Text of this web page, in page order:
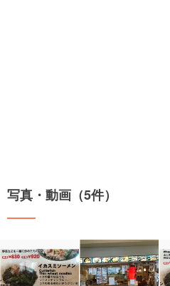
写真・動画（5件）